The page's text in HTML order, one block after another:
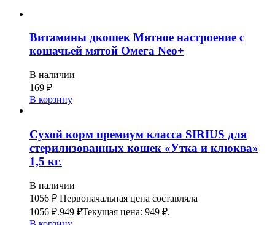
Витамины дкошек Мятное настроение с
кошачьей мятой Омега Neo+
В наличии
169 ₽
В корзину
Сухой корм премиум класса SIRIUS для
стерилизованных кошек «Утка и клюква»
1,5 кг.
В наличии
1056₽ Первоначальная цена составляла
1056 ₽.949 ₽Текущая цена: 949 ₽.